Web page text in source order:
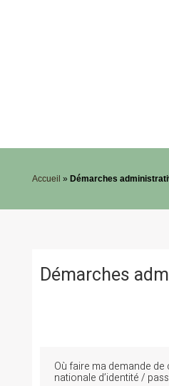
Accueil » Démarches
Démarches
Où faire ma demande de
nationale d’identité /